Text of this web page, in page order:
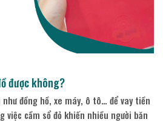
được không?
đồng hồ, xe máy, ô tô… để vay tiền
việc cầm sổ đỏ khiến nhiều người băn